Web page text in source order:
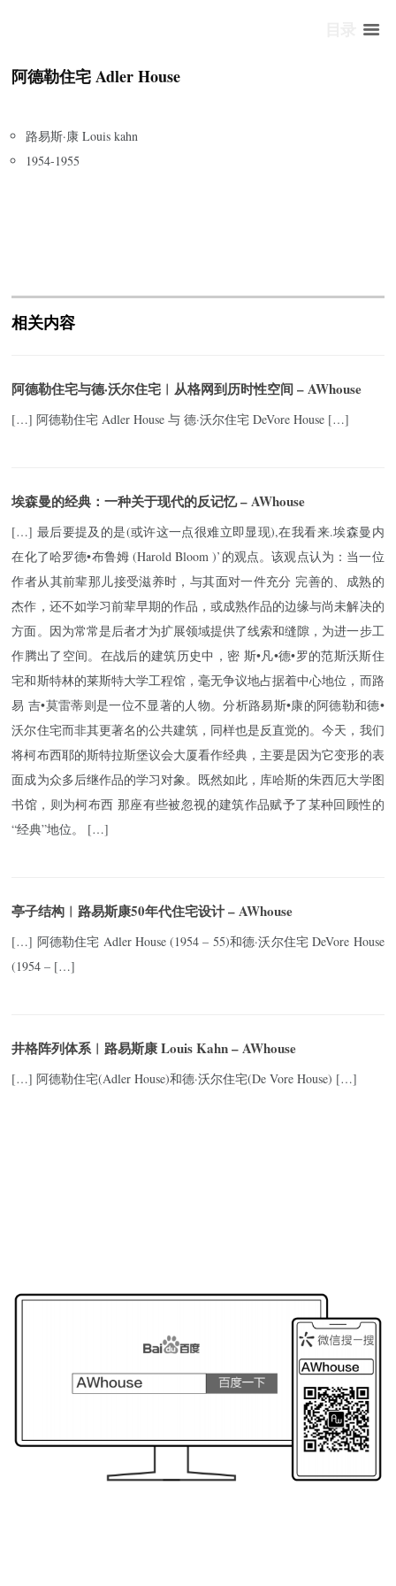
阿德勒住宅 Adler House
路易斯·康 Louis kahn
1954-1955
相关内容
阿德勒住宅与德·沃尔住宅︱从格网到历时性空间 – AWhouse
[…] 阿德勒住宅 Adler House 与 德·沃尔住宅 DeVore House […]
埃森曼的经典：一种关于现代的反记忆 – AWhouse
[…] 最后要提及的是(或许这一点很难立即显现),在我看来.埃森曼内
在化了哈罗德•布鲁姆 (Harold Bloom )’的观点。该观点认为：当一位
作者从其前辈那儿接受滋养时，与其面对一件充分 完善的、成熟的
杰作，还不如学习前辈早期的作品，或成熟作品的边缘与尚未解决的
方面。因为常常是后者才为扩展领域提供了线索和缝隙，为进一步工
作腾出了空间。在战后的建筑历史中，密 斯•凡•德•罗的范斯沃斯住
宅和斯特林的莱斯特大学工程馆，毫无争议地占据着中心地位，而路
易 吉•莫雷蒂则是一位不显著的人物。分析路易斯•康的阿德勒和德•
沃尔住宅而非其更著名的公共建筑，同样也是反直觉的。今天，我们
将柯布西耶的斯特拉斯堡议会大厦看作经典，主要是因为它变形的表
面成为众多后继作品的学习对象。既然如此，库哈斯的朱西厄大学图
书馆，则为柯布西 那座有些被忽视的建筑作品赋予了某种回顾性的
“经典”地位。 […]
亭子结构︱路易斯康50年代住宅设计 – AWhouse
[…] 阿德勒住宅 Adler House (1954 – 55)和德·沃尔住宅 DeVore House
(1954 – […]
井格阵列体系︱路易斯康 Louis Kahn – AWhouse
[…] 阿德勒住宅(Adler House)和德·沃尔住宅(De Vore House) […]